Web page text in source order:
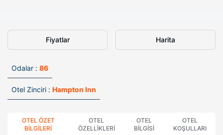
Fiyatlar Harita
Odalar : 86
Otel Zinciri : Hampton Inn
OTEL ÖZET
BILGILERI
OTEL
ÖZELLIKLERI
OTEL
BILGISI
OTEL
KOŞULLARI